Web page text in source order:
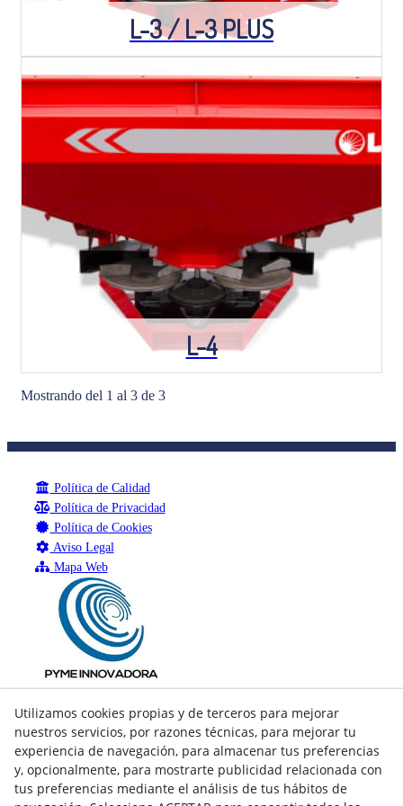
L-3 / L-3 PLUS
L-4
Mostrando del 1 al 3 de 3
Política de Calidad
Política de Privacidad
Política de Cookies
Aviso Legal
Mapa Web
Utilizamos cookies propias y de terceros para mejorar
nuestros servicios, por razones técnicas, para mejorar tu
experiencia de navegación, para almacenar tus preferencias
y, opcionalmente, para mostrarte publicidad relacionada con
tus preferencias mediante el análisis de tus hábitos de